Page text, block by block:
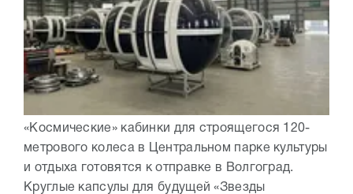
«Космические» кабинки для строящегося 120-
метрового колеса в Центральном парке культуры
и отдыха готовятся к отправке в Волгоград.
Круглые капсулы для будущей «Звезды